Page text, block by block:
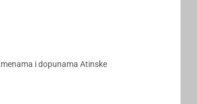
i dopunama Atinske